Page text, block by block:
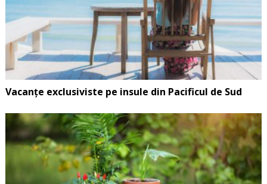
Vacanțe exclusiviste pe insule din Pacificul de Sud